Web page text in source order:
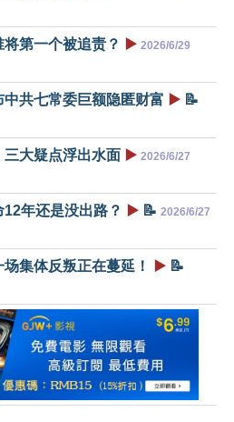
第一个被追责？ ▶️ 2026/6/29
共七常委巨额隐匿财富 ▶️ 📝
大疑点浮出水面 ▶️ 2026/6/27
年还是没出路？ ▶️ 📝 2026/6/27
集体反叛正在蔓延！ ▶️ 📝